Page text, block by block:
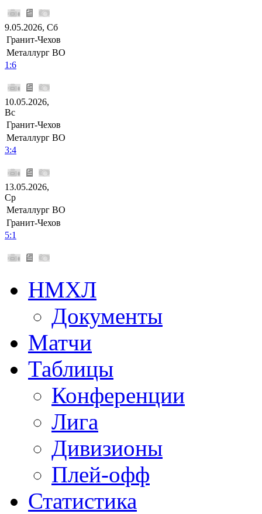
9.05.2026, Сб
Гранит-Чехов
Металлург ВО
1:6
10.05.2026,
Вс
Гранит-Чехов
Металлург ВО
3:4
13.05.2026,
Ср
Металлург ВО
Гранит-Чехов
5:1
НМХЛ
Документы
Матчи
Таблицы
Конференции
Лига
Дивизионы
Плей-офф
Статистика